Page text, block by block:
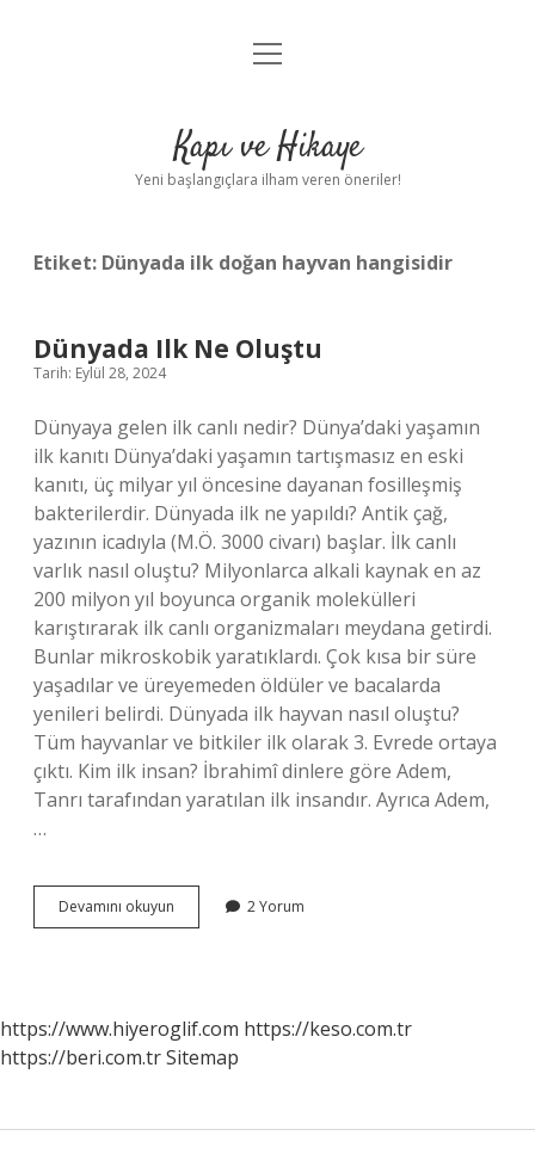
Anasayfa
Yasal Uyarı
menüyü
Kapı ve Hikaye
Yeni başlangıçlara ilham veren öneriler!
Etiket: Dünyada ilk doğan hayvan hangisidir
Dünyada Ilk Ne Oluştu
Tarih: Eylül 28, 2024
Dünyaya gelen ilk canlı nedir? Dünya’daki yaşamın
ilk kanıtı Dünya’daki yaşamın tartışmasız en eski
kanıtı, üç milyar yıl öncesine dayanan fosilleşmiş
bakterilerdir. Dünyada ilk ne yapıldı? Antik çağ,
yazının icadıyla (M.Ö. 3000 civarı) başlar. İlk canlı
varlık nasıl oluştu? Milyonlarca alkali kaynak en az
200 milyon yıl boyunca organik molekülleri
karıştırarak ilk canlı organizmaları meydana getirdi.
Bunlar mikroskobik yaratıklardı. Çok kısa bir süre
yaşadılar ve üreyemeden öldüler ve bacalarda
yenileri belirdi. Dünyada ilk hayvan nasıl oluştu?
Tüm hayvanlar ve bitkiler ilk olarak 3. Evrede ortaya
çıktı. Kim ilk insan? İbrahimî dinlere göre Adem,
Tanrı tarafından yaratılan ilk insandır. Ayrıca Adem,
…
Devamını okuyun Dünyada
Ilk
2 Yorum
https://www.hiyeroglif.com https://keso.com.tr
https://beri.com.trSitemap